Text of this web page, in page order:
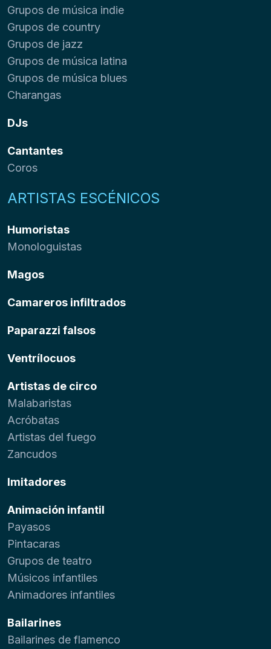
Grupos de música indie
Grupos de country
Grupos de jazz
Grupos de música latina
Grupos de música blues
Charangas
DJs
Cantantes
Coros
ARTISTAS ESCÉNICOS
Humoristas
Monologuistas
Magos
Camareros infiltrados
Paparazzi falsos
Ventrílocuos
Artistas de circo
Malabaristas
Acróbatas
Artistas del fuego
Zancudos
Imitadores
Animación infantil
Payasos
Pintacaras
Grupos de teatro
Músicos infantiles
Animadores infantiles
Bailarines
Bailarines de flamenco